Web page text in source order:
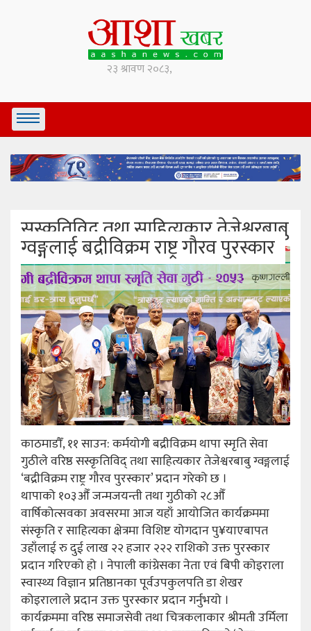
सस्कृतिविद् तथा साहित्यकार तेजेश्वरबाबु
ग्वङ्गलाई बद्रीविक्रम राष्ट्र गौरव पुरस्कार
काठमाडौँ, ११ साउन: कर्मयोगी बद्रीविक्रम थापा स्मृति सेवा
गुठीले वरिष्ठ सस्कृतिविद् तथा साहित्यकार तेजेश्वरबाबु ग्वङ्गलाई
‘बद्रीविक्रम राष्ट्र गौरव पुरस्कार’ प्रदान गरेको छ ।
थापाको १०३औँ जन्मजयन्ती तथा गुठीको २८औँ
वार्षिकोत्सवका अवसरमा आज यहाँ आयोजित कार्यक्रममा
संस्कृति र साहित्यका क्षेत्रमा विशिष्ट योगदान पु¥याएबापत
उहाँलाई रु दुई लाख २२ हजार २२२ राशिको उक्त पुरस्कार
प्रदान गरिएको हो । नेपाली कांग्रेसका नेता एवं बिपी कोइराला
स्वास्थ्य विज्ञान प्रतिष्ठानका पूर्वउपकुलपति डा शेखर
कोइरालाले प्रदान उक्त पुरस्कार प्रदान गर्नुभयो ।
कार्यक्रममा वरिष्ठ समाजसेवी तथा चित्रकलाकार श्रीमती उर्मिला